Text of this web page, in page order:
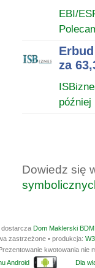
EBI/
za
później
Dowiedz się
dostarcza Dom Maklerski
zastrzeżone • produkcja:
kwotowania nie
Android Dla